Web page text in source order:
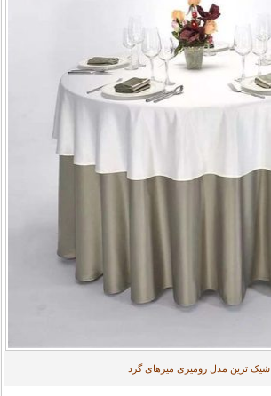
شیک ترین مدل رومیزی میزهای گرد